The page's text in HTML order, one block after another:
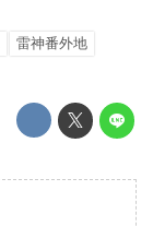
雷神番外地